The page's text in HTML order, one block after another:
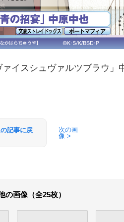
イスシュヴァルツブラウ」
記事に戻
次の画
像 >
の画像（全25枚）